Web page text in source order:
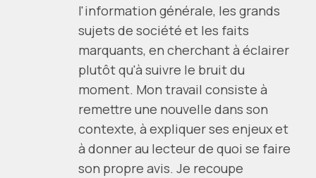
l'information générale, les grands
sujets de société et les faits
marquants, en cherchant à éclairer
plutôt qu'à suivre le bruit du
moment. Mon travail consiste à
remettre une nouvelle dans son
contexte, à expliquer ses enjeux et
à donner au lecteur de quoi se faire
son propre avis. Je recoupe